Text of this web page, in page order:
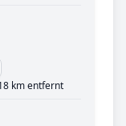
km entfernt